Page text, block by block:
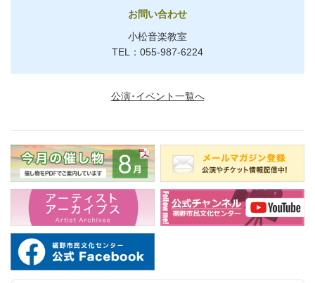
お問い合わせ
小松音楽教室
TEL：055-987-6224
公演･イベント一覧へ